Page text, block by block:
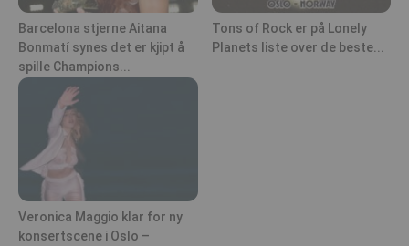
Barcelona stjerne Aitana
Bonmatí synes det er kjipt å
spille Champions...
Tons of Rock er på Lonely
Planets liste over de beste...
Veronica Maggio klar for ny
konsertscene i Oslo –